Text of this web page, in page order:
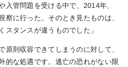
入管問題を受ける中で、2014年、
察に行った。そのとき見たものは、
スタンスが違うものでした」
原則収容できてしまうのに対して、
的な処遇です。逃亡の恐れがない限